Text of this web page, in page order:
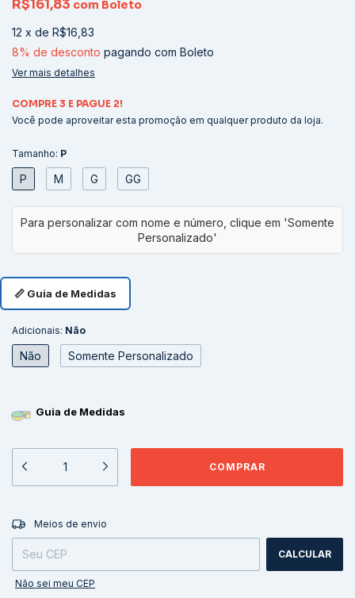
R$161,83 com Boleto
12 x de R$16,83
8% de desconto pagando com Boleto
Ver mais detalhes
COMPRE 3 E PAGUE 2!
Você pode aproveitar esta promoção em qualquer produto da loja.
Tamanho: P
P M G GG
📏 Guia de Medidas
Adicionais: Não
Não Somente Personalizado
Guia de Medidas
Entregas para o CEP:
Meios de envio
CALCULAR
Não sei meu CEP